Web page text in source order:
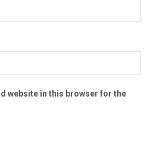
website in this browser for the